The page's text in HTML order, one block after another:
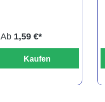
Ab 1,59 €*
Kaufen